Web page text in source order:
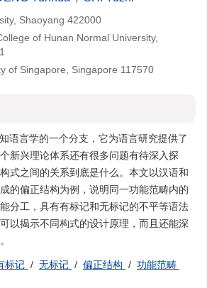
Shaoyang 422000
of Hunan Normal University,
of Singapore, Singapore 117570
语言学的一个分支，它为语言研究提供了
新兴理论体系还有很多问题有待深入探
式之间的关系到底是什么。本文以汉语和
的偏正结构为例，说明同一功能范畴内的
分工，具有有标记和无标记的不平等语法
以揭示不同构式的设计原理，而且还能深
标记 / 无标记 / 偏正结构 / 功能范畴